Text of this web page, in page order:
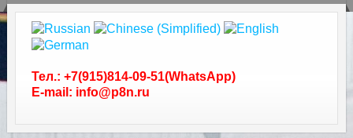
Тел.: +7(915)814-09-51(WhatsApp)
E-mail: info@p8n.ru